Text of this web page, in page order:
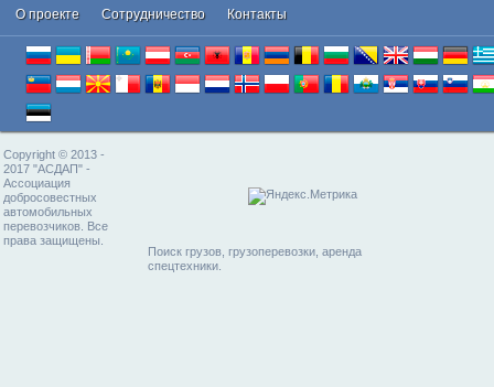
О проекте Cотрудничество Контакты
Copyright © 2013 -
2017 "АСДАП" -
Ассоциация
добросовестных
автомобильных
перевозчиков. Все
права защищены.
Поиск грузов, грузоперевозки, аренда
спецтехники.